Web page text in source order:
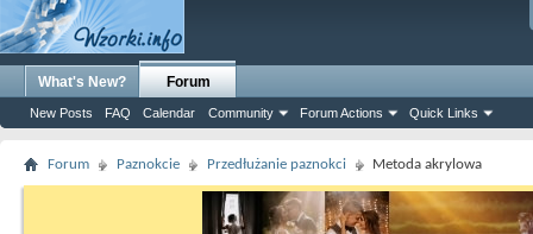
What's New? Forum
New Posts FAQ Calendar Community Forum Actions Quick Links
Forum Paznokcie Przedłużanie paznokci Metoda akrylowa